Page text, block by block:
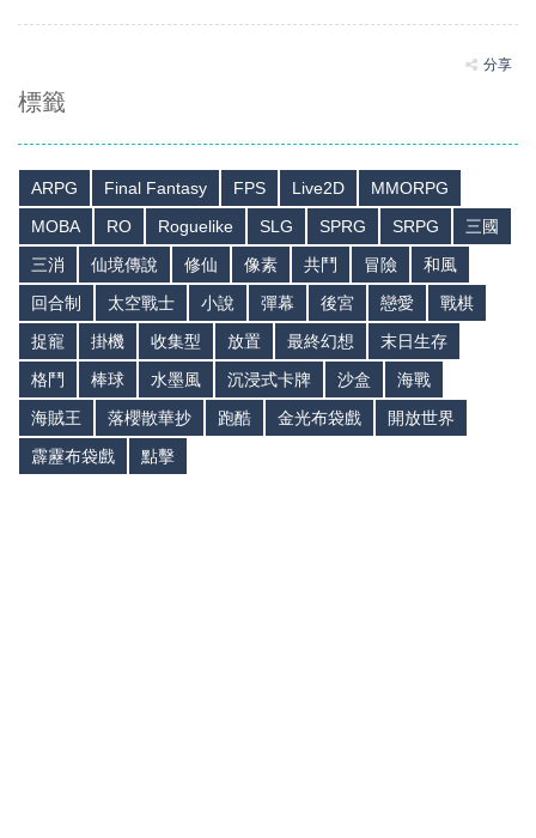
分享
標籤
ARPG Final Fantasy FPS Live2D
MMORPG
MOBA
RO Roguelike SLG SPRG SRPG
三國
三消
仙境傳說 修仙 像素 共鬥 冒險
和風
回合制
太空戰士 小說 彈幕 後宮 戀愛
戰棋
捉寵
掛機 收集型 放置 最終幻想
末日生存
格鬥
棒球 水墨風 沉浸式卡牌 沙盒
海戰
海賊王
落櫻散華抄 跑酷 金光布袋戲
開放世界
霹靂布袋戲
點擊